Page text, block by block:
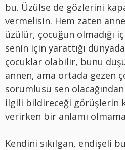
bu. Üzülse de gözlerini
vermelisin. Hem zaten
üzülür, çocuğun olmadığı
senin için yarattığı
çocuklar olabilir, bunu
annen, ama ortada gezen
sorumlusu sen
ilgili bildireceği görüşlerin
verirken bir anlamı
Kendini sıkılgan, endişeli